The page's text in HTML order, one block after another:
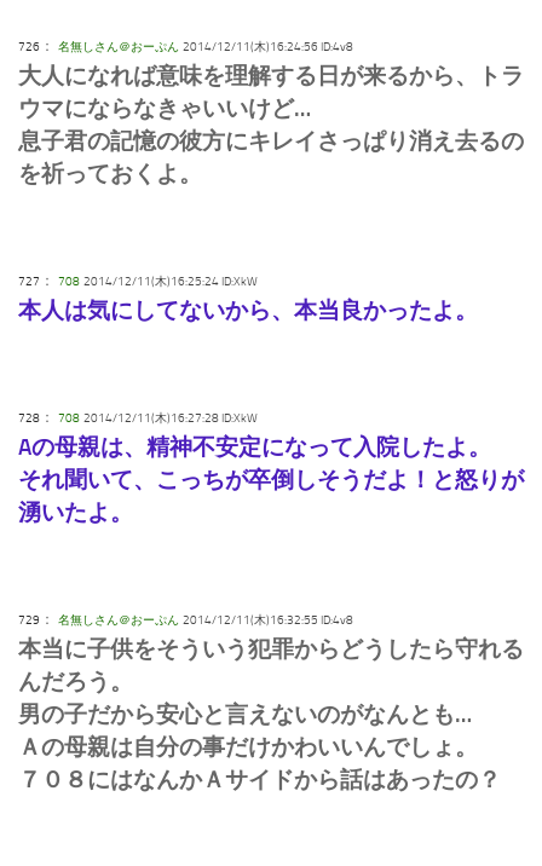
726 ： 名無しさん＠おーぷん 2014/12/11(木)16:24:56 ID:4v8
大人になれば意味を理解する日が来るから、トラ
ウマにならなきゃいいけど…
息子君の記憶の彼方にキレイさっぱり消え去るの
を祈っておくよ。
727 ： 708 2014/12/11(木)16:25:24 ID:XkW
本人は気にしてないから、本当良かったよ。
728 ： 708 2014/12/11(木)16:27:28 ID:XkW
Aの母親は、精神不安定になって入院したよ。
それ聞いて、こっちが卒倒しそうだよ！と怒りが
湧いたよ。
729 ： 名無しさん＠おーぷん 2014/12/11(木)16:32:55 ID:4v8
本当に子供をそういう犯罪からどうしたら守れる
んだろう。
男の子だから安心と言えないのがなんとも…
Ａの母親は自分の事だけかわいいんでしょ。
７０８にはなんかＡサイドから話はあったの？